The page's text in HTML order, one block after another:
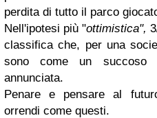
perdita di tutto il parco
Nell'ipotesi più "ottimistica",
classifica che, per una
sono come un succoso
annunciata.
Penare e pensare al
orrendi come questi.